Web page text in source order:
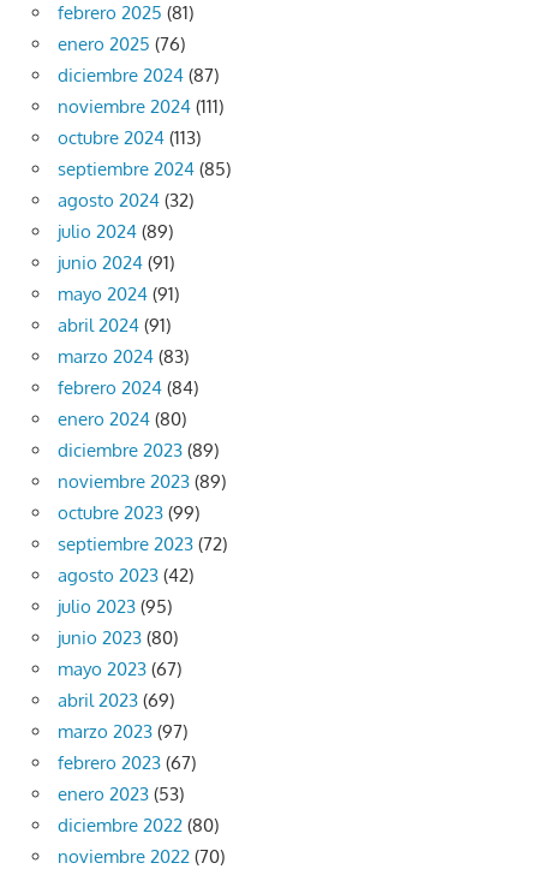
febrero 2025 (81)
enero 2025 (76)
diciembre 2024 (87)
noviembre 2024 (111)
octubre 2024 (113)
septiembre 2024 (85)
agosto 2024 (32)
julio 2024 (89)
junio 2024 (91)
mayo 2024 (91)
abril 2024 (91)
marzo 2024 (83)
febrero 2024 (84)
enero 2024 (80)
diciembre 2023 (89)
noviembre 2023 (89)
octubre 2023 (99)
septiembre 2023 (72)
agosto 2023 (42)
julio 2023 (95)
junio 2023 (80)
mayo 2023 (67)
abril 2023 (69)
marzo 2023 (97)
febrero 2023 (67)
enero 2023 (53)
diciembre 2022 (80)
noviembre 2022 (70)